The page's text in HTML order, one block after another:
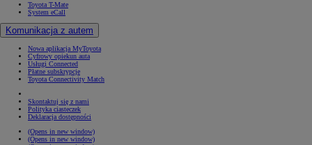
Toyota T-Mate
System eCall
Komunikacja z autem
Nowa aplikacja MyToyota
Cyfrowy opiekun auta
Usługi Connected
Płatne subskrypcje
Toyota Connectivity Match
Skontaktuj się z nami
Polityka ciasteczek
Deklaracja dostępności
(Opens in new window)
(Opens in new window)